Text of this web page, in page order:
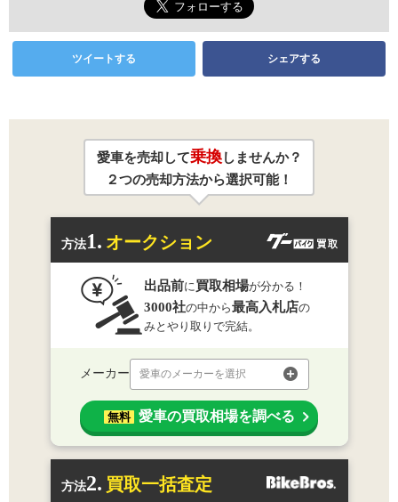
ツイートする シェアする
愛車を売却して乗換しませんか？
２つの売却方法から選択可能！
方法1. オークション
出品前に 買取相場が分かる！
3000社の中から最高入札店の
みとやり取りで完結。
メーカー 愛車のメーカーを選択
無料 愛車の買取相場を調べる
方法2. 買取一括査定